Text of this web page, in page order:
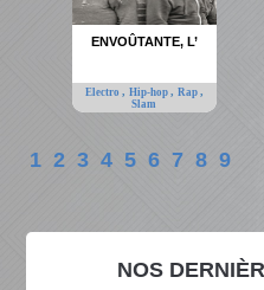
NOS
ENVOÛTANTE, L’
Electro , Hip-hop , Rap ,
Slam
1 2 3 4 5 6 7 8 9